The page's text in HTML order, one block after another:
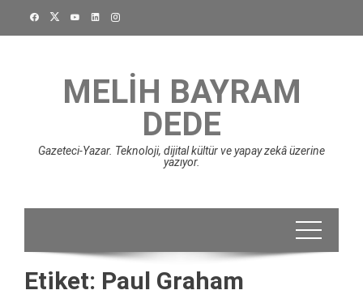
MELIH BAYRAM
DEDE
Gazeteci-Yazar. Teknoloji, dijital kültür ve yapay zekâ üzerine
yazıyor.
Etiket: Paul Graham